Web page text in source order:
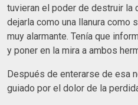
tuvieran el poder de destruir la
dejarla como una llanura como
muy alarmante. Tenía que
y poner en la mira a ambos
Después de enterarse de esa
guiado por el dolor de la